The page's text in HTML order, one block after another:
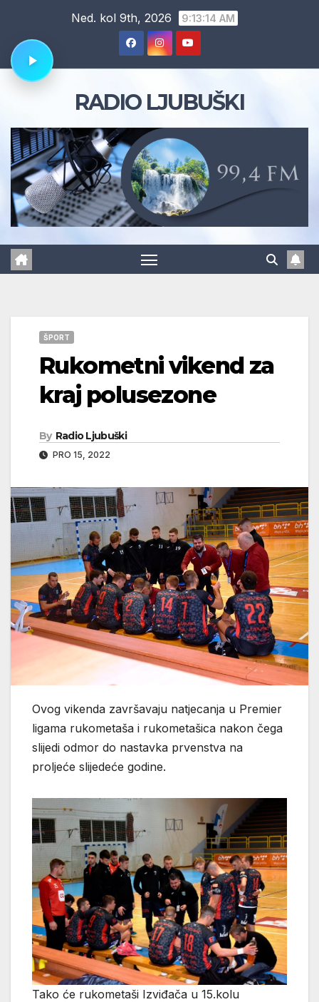
content
Ned. kol 9th, 2026 9:13:15 AM
RADIO LJUBUŠKI
ŠPORT
Rukometni vikend za
kraj polusezone
By Radio Ljubuški
PRO 15, 2022
Ovog vikenda završavaju natjecanja u Premier
ligama rukometaša i rukometašica nakon čega
slijedi odmor do nastavka prvenstva na
proljeće slijedeće godine.
Tako će rukometaši Izviđača u 15.kolu